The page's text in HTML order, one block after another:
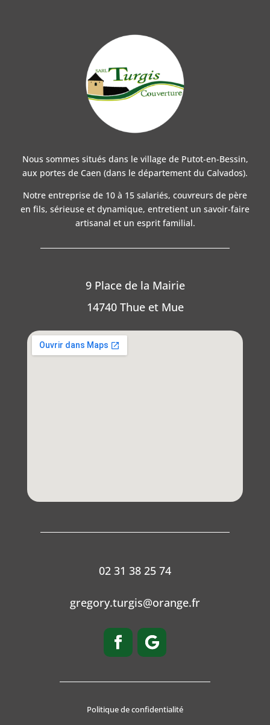
Nous sommes situés dans le village de Putot-en-Bessin,
aux portes de Caen (dans le département du Calvados).
Notre entreprise de 10 à 15 salariés, couvreurs de père
en fils, sérieuse et dynamique, entretient un savoir-faire
artisanal et un esprit familial.
9 Place de la Mairie
14740 Thue et Mue
02 31 38 25 74
gregory.turgis@orange.fr
Politique de confidentialité